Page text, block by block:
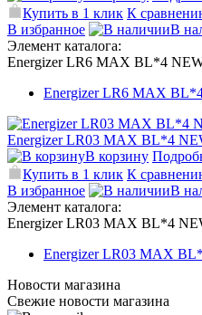
Купить в 1 клик К
В избранное
В
Элемент каталога:
Energizer LR6 MAX BL*4
Energizer LR6 MAX
Energizer LR03 MAX BL*4
В корзину
Купить в 1 клик К
В избранное
В
Элемент каталога:
Energizer LR03 MAX BL*4
Energizer LR03 MAX
Новости магазина
Свежие новости магазина